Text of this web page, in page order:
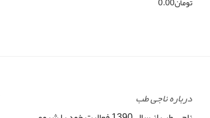
درباره ناجی طب